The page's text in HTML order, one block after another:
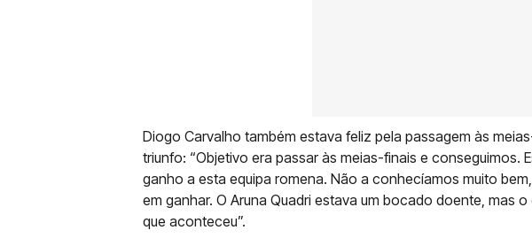
Diogo Carvalho também estava feliz pela passagem às
triunfo: “Objetivo era passar às meias-finais e conseguimos.
ganho a esta equipa romena. Não a conhecíamos muito
em ganhar. O Aruna Quadri estava um bocado doente, mas
que aconteceu”.